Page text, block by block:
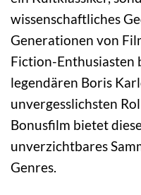
wissenschaftliches
Generationen von
Fiction-Enthusiasten
legendären Boris
unvergesslichsten
Bonusfilm bietet
unverzichtbares
Genres.